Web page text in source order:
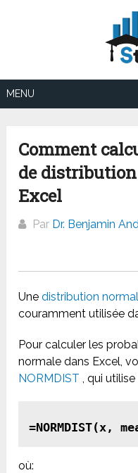
MENU
Comment
de
Excel
Par Dr. Benjamin
Unedistribution
couramment utilisée
Pour calculer les
normale dans Excel,
NORMDIST , qui
=NORMDIST(x,
où: